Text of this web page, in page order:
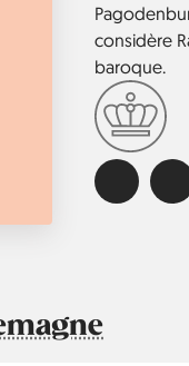
considère
baroque.